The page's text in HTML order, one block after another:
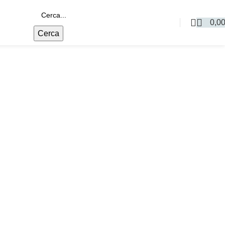
Cerca
0,00